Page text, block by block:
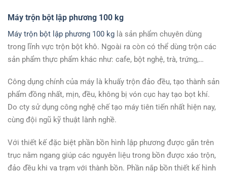
Máy trộn bột lập phương 100 kg
Máy trộn bột lập phương 100 kg là sản phẩm chuyên dùng
trong lĩnh vực trộn bột khô. Ngoài ra còn có thể dùng trộn các
sản phẩm thực phẩm khác như: cafe, bột nghệ, trà, trứng,…
Công dụng chính của máy là khuấy trộn đảo đều, tạo thành sản
phẩm đồng nhất, mịn, đều, không bị vón cục hay tạo bọt khí.
Do cty sử dụng công nghệ chế tạo máy tiên tiến nhất hiện nay,
cùng đội ngũ kỹ thuật lành nghề.
Với thiết kế đặc biệt phần bồn hình lập phương được gắn trên
trục nằm ngang giúp các nguyên liệu trong bồn được xáo trộn,
đảo đều khi va trạm với thành bồn. Phần nắp bồn thiết kế hình